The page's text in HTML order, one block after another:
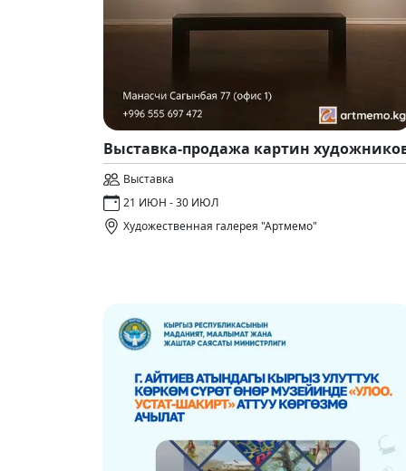
Выставка-продажа картин
Выставка
21 ИЮН - 30 ИЮЛ
Художественная галерея "Артмемо"